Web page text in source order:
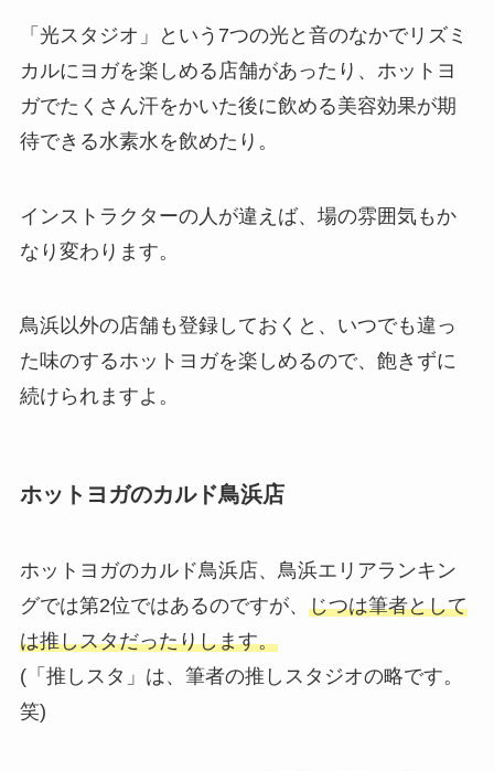
「光スタジオ」
という7つの光と音のなかでリズミ
カルにヨガを楽しめる店舗があったり、ホットヨ
ガでたくさん汗をかいた後に飲める美容効果が期
待できる水素水を飲めたり。
インストラクターの人が違えば、場の雰囲気もか
なり変わります。
鳥浜以外の店舗も登録しておくと、いつでも違っ
た味のするホットヨガを楽しめるので、飽きずに
続けられますよ。
ホットヨガのカルド鳥浜店
ホットヨガのカルド鳥浜店、鳥浜エリアランキン
グでは第2位ではあるのですが、 じつは筆者として
は推しスタだったりします。
(「推しスタ」は、筆者の推しスタジオの略です。
笑)